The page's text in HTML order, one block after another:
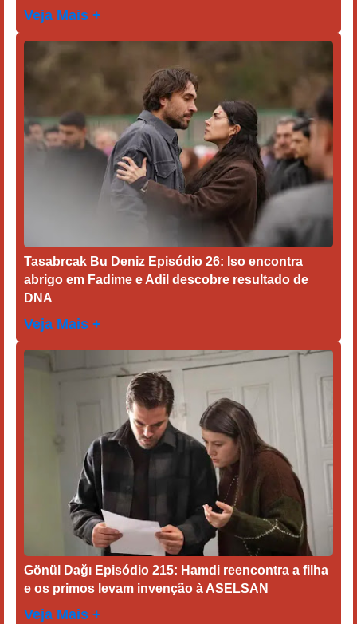
Veja Mais +
Tasabrcak Bu Deniz Episódio 26: Iso encontra
abrigo em Fadime e Adil descobre resultado de
DNA
Veja Mais +
Gönül Dağı Episódio 215: Hamdi reencontra a filha
e os primos levam invenção à ASELSAN
Veja Mais +